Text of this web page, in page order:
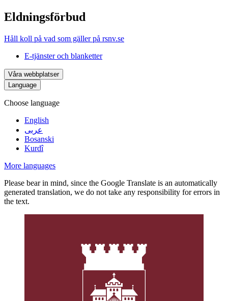
Eldningsförbud
Håll koll på vad som gäller på rsnv.se
E-tjänster och blanketter
Våra webbplatser
Language
Choose language
English
عربى
Bosanski
Kurdî
More languages
Please bear in mind, since the Google Translate is an automatically
generated translation, we do not take any responsibility for errors in
the text.